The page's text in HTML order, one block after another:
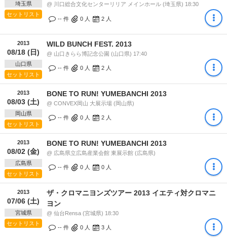
埼玉県
セットリスト
@ 川口総合文化センターリリア メインホール (埼玉県) 18:30
-- 件 0 人 2 人
2013
08/18 (日)
山口県
セットリスト
WILD BUNCH FEST. 2013
@ 山口きらら博記念公園 (山口県) 17:40
-- 件 0 人 2 人
2013
08/03 (土)
岡山県
セットリスト
BONE TO RUN! YUMEBANCHI 2013
@ CONVEX岡山 大展示場 (岡山県)
-- 件 0 人 2 人
2013
08/02 (金)
広島県
セットリスト
BONE TO RUN! YUMEBANCHI 2013
@ 広島県立広島産業会館 東展示館 (広島県)
-- 件 0 人 0 人
2013
07/06 (土)
宮城県
セットリスト
ザ・クロマニヨンズツアー 2013 イエティ対クロマニ
ヨン
@ 仙台Rensa (宮城県) 18:30
-- 件 0 人 3 人